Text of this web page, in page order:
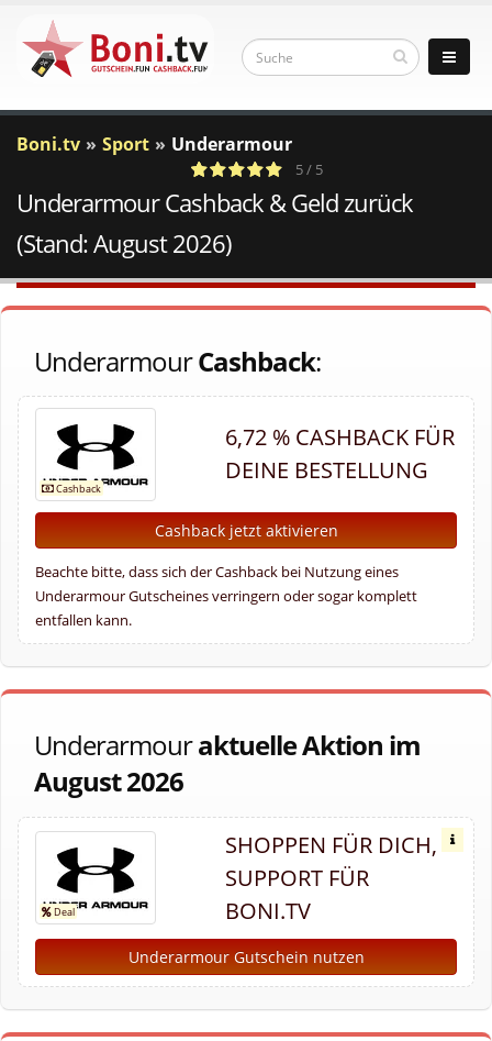
Boni.tv Sport Underarmour
a
c
1 Votes
5 / 5
Underarmour Cashback & Geld zurück
(Stand: August 2026)
UnderarmourCashback:
6,72 % CASHBACK FÜR
DEINE BESTELLUNG
Cashback jetzt aktivieren
Beachte bitte, dass sich der Cashback bei Nutzung eines
Underarmour Gutscheines verringern oder sogar komplett
entfallen kann.
Underarmouraktuelle Aktion im
August 2026
SHOPPEN FÜR DICH,
SUPPORT FÜR
BONI.TV
Underarmour Gutschein nutzen